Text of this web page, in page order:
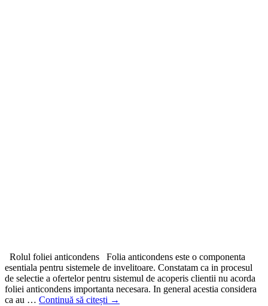
Rolul foliei anticondens Folia anticondens este o componenta
esentiala pentru sistemele de invelitoare. Constatam ca in procesul
de selectie a ofertelor pentru sistemul de acoperis clientii nu acorda
foliei anticondens importanta necesara. In general acestia considera
ca au … Continuă să citești →